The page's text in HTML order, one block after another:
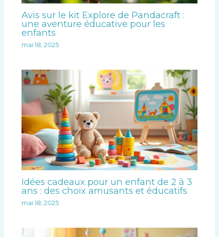
Avis sur le kit Explore de Pandacraft :
une aventure éducative pour les
enfants
mai 18, 2025
Idées cadeaux pour un enfant de 2 à 3
ans : des choix amusants et éducatifs
mai 18, 2025